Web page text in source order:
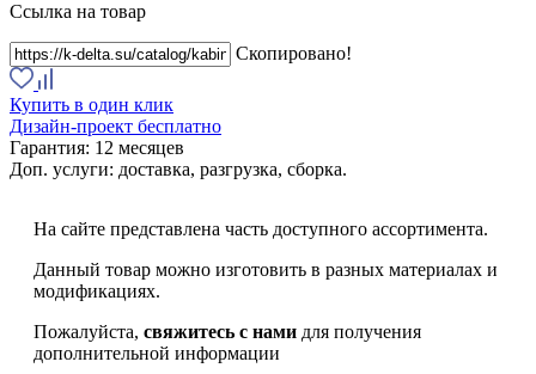
Ссылка на товар
Скопировано!
Купить в один клик
Дизайн-проект бесплатно
Гарантия: 12 месяцев
Доп. услуги: доставка, разгрузка, сборка.
На сайте представлена часть доступного ассортимента.
Данный товар можно изготовить в разных материалах и
модификациях.
Пожалуйста, свяжитесь с нами для получения
дополнительной информации